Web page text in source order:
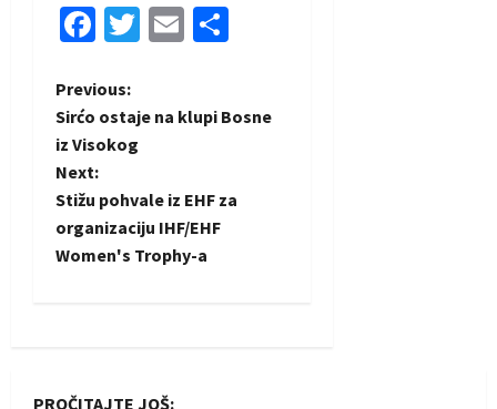
Facebook
Twitter
Email
P
o
s
t
Previous:
Sirćo ostaje na klupi Bosne
iz Visokog
Next:
Stižu pohvale iz EHF za
organizaciju IHF/EHF
Women's Trophy-a
PROČITAJTE JOŠ: